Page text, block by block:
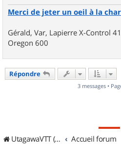
Merci de jeter un oeil à la
Gérald, Var, Lapierre X-Control
Oregon 600
Répondre
3 messages •
UtagawaVTT (Randos VTT et VTTAE avec traces GPS) Accueil forum